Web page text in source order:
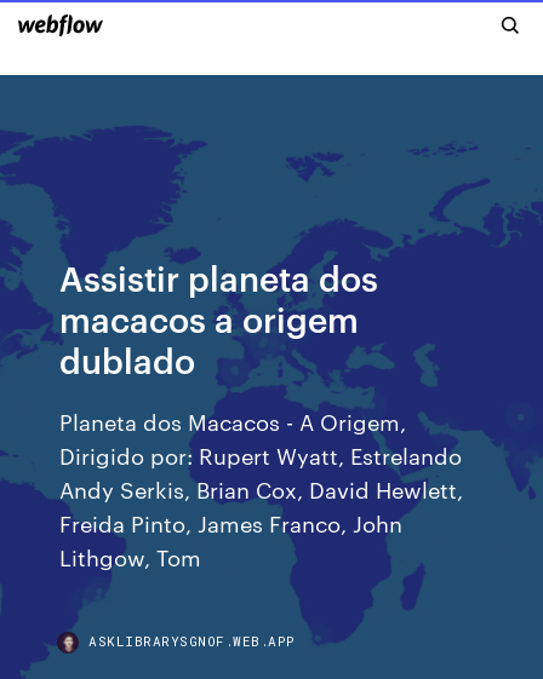
Assistir planeta dos
macacos a origem
dublado
Planeta dos Macacos - A Origem,
Dirigido por: Rupert Wyatt, Estrelando
Andy Serkis, Brian Cox, David Hewlett,
Freida Pinto, James Franco, John
Lithgow, Tom
ASKLIBRARYSGNOF.WEB.APP